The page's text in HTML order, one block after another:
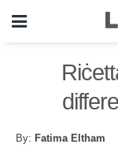
By: Fatima Eltham